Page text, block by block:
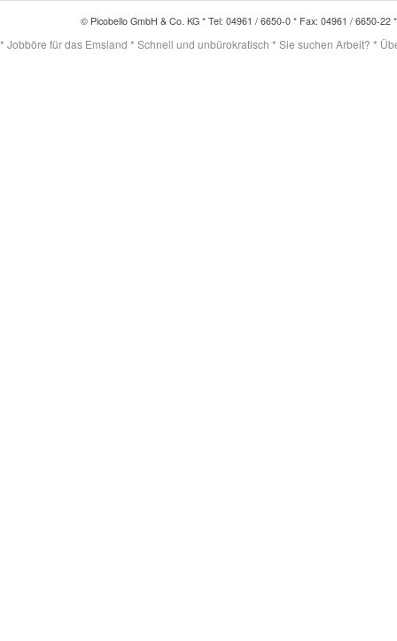
© Picobello GmbH & Co. KG * Tel: 04961 / 6650-0 * Fax: 04961 / 6650-22
* Jobböre für das Emsland * Schnell und unbürokratisch * Sie suchen Arbeit? *